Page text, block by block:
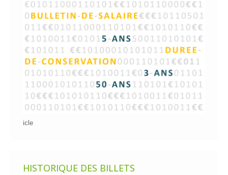
icle
HISTORIQUE DES BILLETS